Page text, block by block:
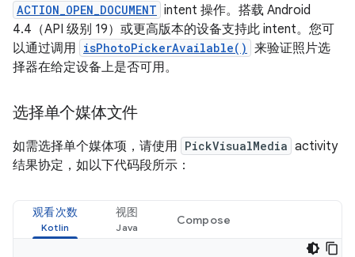
ACTION_OPEN_DOCUMENT intent 操作。搭载 Android
4.4（API 级别 19）或更高版本的设备支持此 intent。您可
以通过调用 isPhotoPickerAvailable() 来验证照片选
择器在给定设备上是否可用。
选择单个媒体文件
如需选择单个媒体项，请使用 PickVisualMedia activity
结果协定，如以下代码段所示：
观看次数 视图
Compose